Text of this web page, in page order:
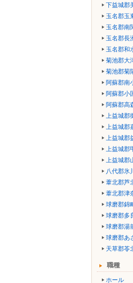
下益城郡
玉名郡玉
玉名郡南
玉名郡長
玉名郡和
菊池郡大
菊池郡菊
阿蘇郡南
阿蘇郡小
阿蘇郡高
上益城郡
上益城郡
上益城郡
上益城郡
上益城郡
八代郡氷
葦北郡芦
葦北郡津
球磨郡錦
球磨郡多
球磨郡湯
球磨郡あ
天草郡苓
職種
ホール